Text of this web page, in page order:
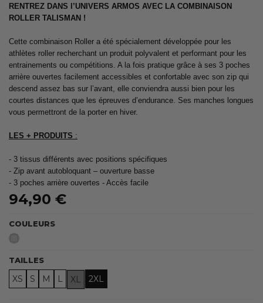
RENTREZ DANS l’UNIVERS ARMOS AVEC LA COMBINAISON
ROLLER TALISMAN !
Cette combinaison Roller a été spécialement développée pour les
athlètes roller recherchant un produit polyvalent et performant pour les
entrainements ou compétitions. A la fois pratique grâce à ses 3 poches
arrière ouvertes facilement accessibles et confortable avec son zip qui
descend assez bas sur l’avant, elle conviendra aussi bien pour les
courtes distances que les épreuves d’endurance. Ses manches longues
vous permettront de la porter en hiver.
LES + PRODUITS :
- 3 tissus différents avec positions spécifiques
- Zip avant autobloquant – ouverture basse
- 3 poches arrière ouvertes - Accès facile
94,90 €
COULEURS
Gris
TAILLES
XS S M L XL 2XL